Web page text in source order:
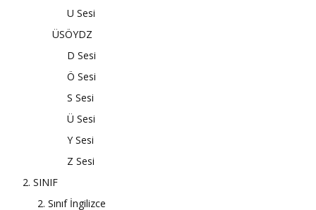
U Sesi
ÜSÖYDZ
D Sesi
Ö Sesi
S Sesi
Ü Sesi
Y Sesi
Z Sesi
2. SINIF
2. Sınıf İngilizce